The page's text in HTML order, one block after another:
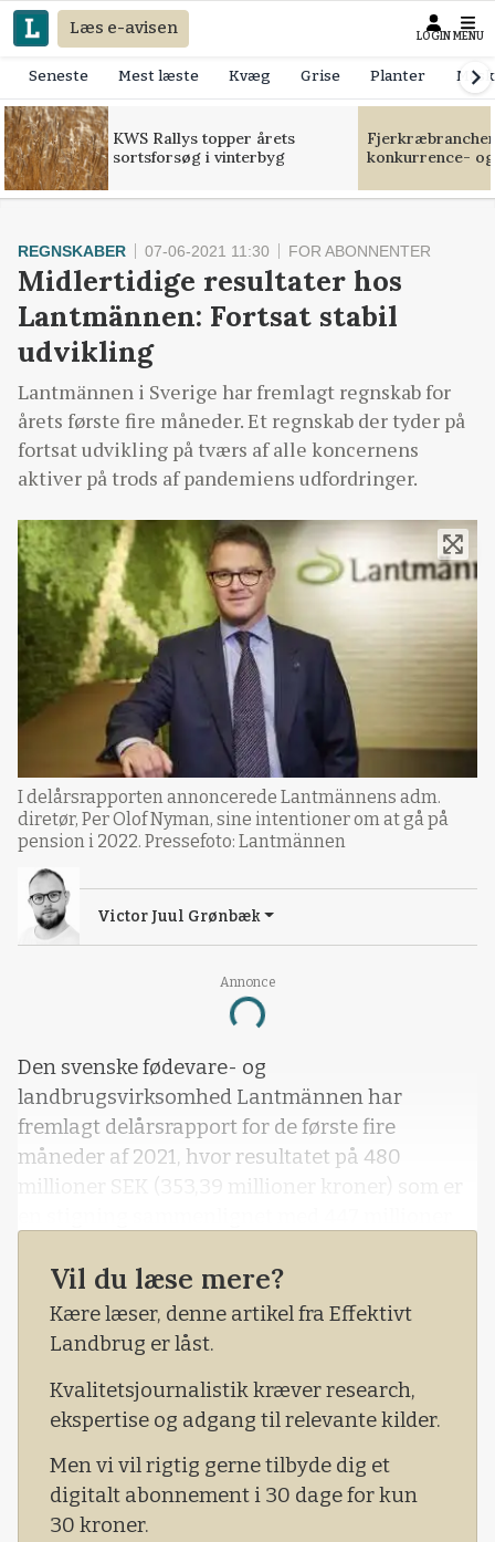
Læs e-avisen LOGIN MENU
Seneste Mest læste Kvæg Grise Planter
KWS Rallys topper årets
sortsforsøg i vinterbyg
konkurrence-
Annonce
Loading...
REGNSKABER 07-06-2021 11:30 FOR ABONNENTER
Midlertidige resultater hos
Lantmännen: Fortsat stabil
udvikling
Lantmännen i Sverige har fremlagt regnskab for
årets første fire måneder. Et regnskab der tyder på
fortsat udvikling på tværs af alle koncernens
aktiver på trods af pandemiens udfordringer.
I delårsrapporten annoncerede Lantmännens adm.
diretør, Per Olof Nyman, sine intentioner om at gå på
pension i 2022. Pressefoto: Lantmännen
Victor Juul Grønbæk
Den svenske fødevare- og
landbrugsvirksomhed Lantmännen har
fremlagt delårsrapport for de første fire
måneder af 2021, hvor resultatet på 480
millioner SEK (353,39 millioner kroner) som er
året før.
Vil du læse mere?
Kære læser, denne artikel fra Effektivt
Landbrug er låst.
Kvalitetsjournalistik kræver research,
ekspertise og adgang til relevante kilder.
Men vi vil rigtig gerne tilbyde dig et
digitalt abonnement i 30 dage for kun
30 kroner.